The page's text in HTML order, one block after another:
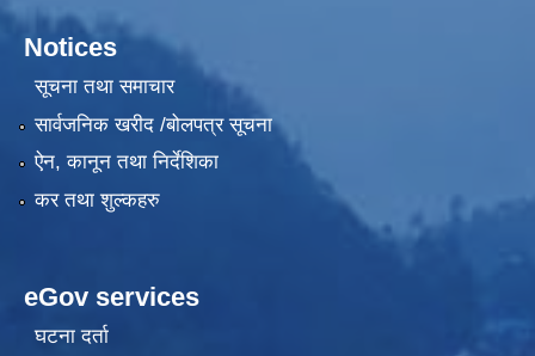
Notices
सूचना तथा समाचार
सार्वजनिक खरीद /बोलपत्र सूचना
ऐन, कानून तथा निर्देशिका
कर तथा शुल्कहरु
eGov services
घटना दर्ता